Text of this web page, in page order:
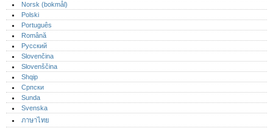
Norsk (bokmål)‎
Polski
Português‎
Română
Русский
Slovenčina
Slovenščina
Shqip
Српски
Sunda
Svenska
ภาษาไทย